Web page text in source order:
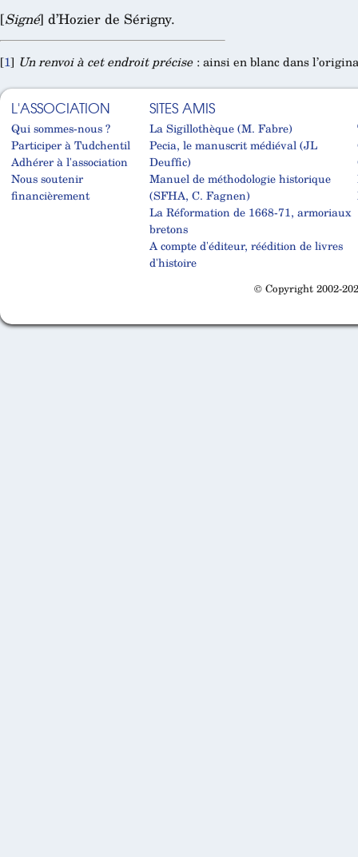
[Signé] d’Hozier de Sérigny.
[1] Un renvoi à cet endroit précise: ainsi en blanc dans
L'ASSOCIATION
Qui sommes-nous ?
Participer à Tudchentil
Adhérer à l'association
Nous soutenir
financièrement
SITES AMIS
La Sigillothèque (M. Fabre)
Pecia, le manuscrit médiéval (JL
Deuffic)
Manuel de méthodologie historique
(SFHA, C. Fagnen)
La Réformation de 1668-71, armoriaux
bretons
A compte d'éditeur, réédition de livres
d'histoire
© Copyright 2002-